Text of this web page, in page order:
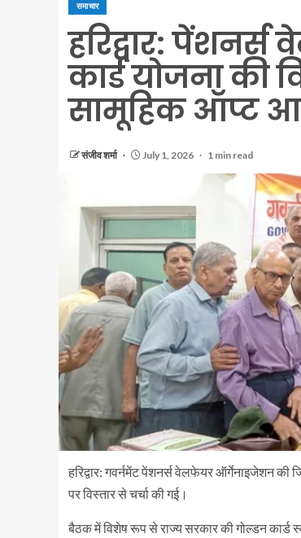
समाचार
हरिद्वार:
कार्ड योजना की
सामूहिक ऑप्ट
संजीव शर्मा July 1, 2026 1 min read
हरिद्वार: गवर्नमेंट पेंशनर्स वेलफेयर ऑर्गेनाइजेशन
पर विस्तार से चर्चा की गई।
बैठक में विशेष रूप से राज्य सरकार की गोल्डन कार्ड